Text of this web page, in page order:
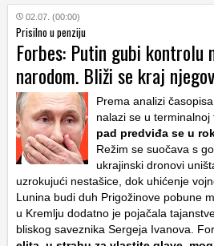
02.07. (00:00)
Prisilno u penziju
Forbes: Putin gubi kontrolu
narodom. Bliži se kraj
Prema analizi časopisa
nalazi se u terminalnoj
pad predviđa se u
Režim se suočava s
ukrajinski dronovi
uzrokujući nestašice, dok uhićenje
Lunina budi duh Prigožinove pobune
u Kremlju dodatno je pojačala
bliskog saveznika Sergeja Ivanova.